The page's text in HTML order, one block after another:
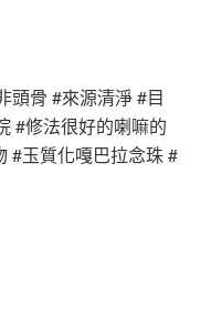
頭骨 #來源清淨 #目
#修法很好的喇嘛的
#玉質化嘎巴拉念珠 #